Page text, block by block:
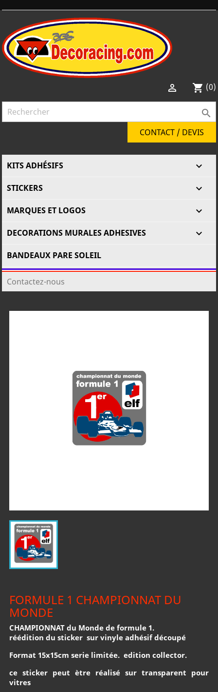
 shopping_cart (0)

CONTACT / DEVIS

KITS ADHÉSIFS

STICKERS

MARQUES ET LOGOS

DECORATIONS MURALES ADHESIVES
BANDEAUX PARE SOLEIL
Contactez-nous
FORMULE 1 CHAMPIONNAT DU
MONDE
CHAMPIONNAT du Monde de formule 1.
réédition du sticker sur vinyle adhésif découpé
Format 15x15cm serie limitée. edition collector.
ce sticker peut ètre réalisé sur transparent pour
vitres